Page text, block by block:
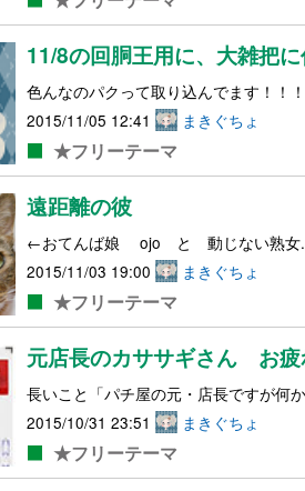
11/8の回胴王用に、大雑把
色んなのパクって取り込んでます！！
2015/11/05 12:41
まきぐちょ
★フリーテーマ
遠距離の彼
←おてんば娘 ojo と 動じない熟女
2015/11/03 19:00
まきぐちょ
★フリーテーマ
元店長のカササギさん お疲
長いこと「パチ屋の元・店長ですが何
2015/10/31 23:51
まきぐちょ
★フリーテーマ